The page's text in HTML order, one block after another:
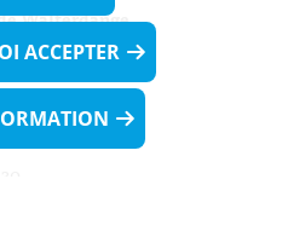
Walferdange
ACCEPTER